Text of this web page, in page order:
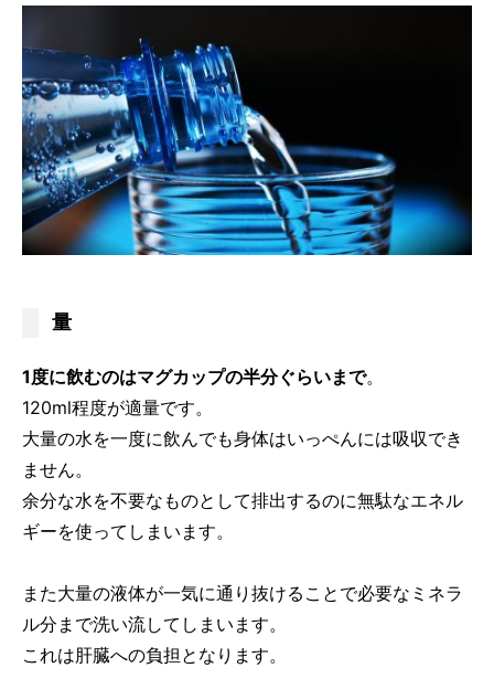
量
1度に飲むのはマグカップの半分ぐらいまで。
120ml程度が適量です。
大量の水を一度に飲んでも身体はいっぺんには吸収でき
ません。
余分な水を不要なものとして排出するのに無駄なエネル
ギーを使ってしまいます。
また大量の液体が一気に通り抜けることで必要なミネラ
ル分まで洗い流してしまいます。
これは肝臓への負担となります。